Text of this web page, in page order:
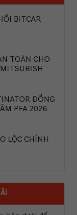
BITCAR
TOÀN CHO
ĐỒNG
PFA 2026
LỘC CHÍNH